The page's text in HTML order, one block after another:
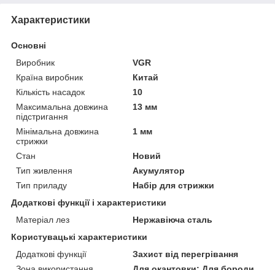
Характеристики
Основні
Виробник
VGR
Країна виробник
Китай
Кількість насадок
10
Максимальна довжина
підстригання
13 мм
Мінімальна довжина
стрижки
1 мм
Стан
Новий
Тип живлення
Акумулятор
Тип приладу
Набір для стрижки
Додаткові функції і характеристики
Матеріал лез
Нержавіюча сталь
Користувацькі характеристики
Додаткові функції
Захист від перегрівання